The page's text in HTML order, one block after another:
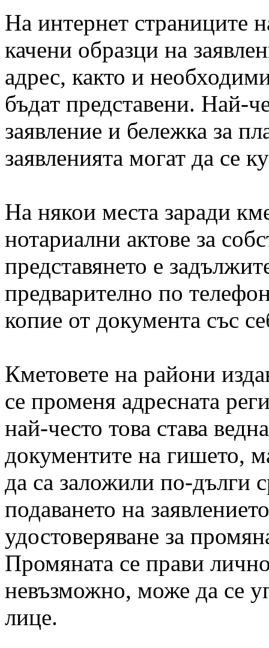
На интернет страниците
качени образци на
адрес, както и
бъдат представени. Най-
заявление и бележка за
заявленията могат да се
На някои места заради
нотариални актове за
представянето е
предварително по
копие от документа със
Кметовете на райони
се променя адресната
най-често това става
документите на гишето,
да са заложили по-дълги
подаването на
удостоверяване за
Промяната се прави
невъзможно, може да се
лице.